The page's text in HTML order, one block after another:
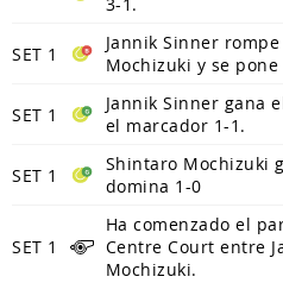
SET 1
Jannik Sinner
Mochizuki y se
SET 1
Jannik Sinner gana
el marcador 1-1.
SET 1
Shintaro Mochizuki
domina 1-0
SET 1
Ha comenzado el
Centre Court entre
Mochizuki.